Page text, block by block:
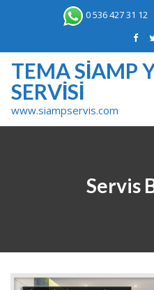
0 536 427 31 12
TEMA SIAMP
SERVISI
www.siampservis.com
Servis